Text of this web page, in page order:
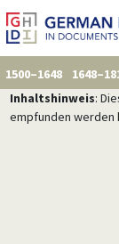
1500–1648
Inhaltshinweis:
empfunden werden